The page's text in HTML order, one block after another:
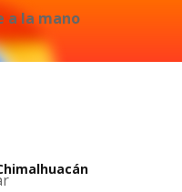
a la mano